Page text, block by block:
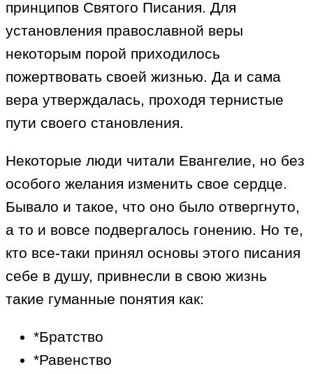
принципов Святого Писания. Для
установления православной веры
некоторым порой приходилось
пожертвовать своей жизнью. Да и сама
вера утверждалась, проходя тернистые
пути своего становления.
Некоторые люди читали Евангелие, но без
особого желания изменить свое сердце.
Бывало и такое, что оно было отвергнуто,
а то и вовсе подвергалось гонению. Но те,
кто все-таки принял основы этого писания
себе в душу, привнесли в свою жизнь
такие гуманные понятия как:
*Братство
*Равенство